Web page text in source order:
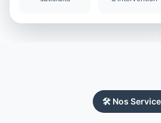
🛠️ Nos